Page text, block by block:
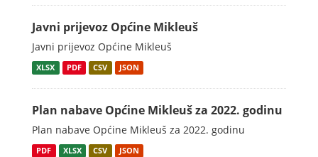
Javni prijevoz Općine Mikleuš
Javni prijevoz Općine Mikleuš
XLSX PDF CSV JSON
Plan nabave Općine Mikleuš za 2022. godinu
Plan nabave Općine Mikleuš za 2022. godinu
PDF XLSX CSV JSON